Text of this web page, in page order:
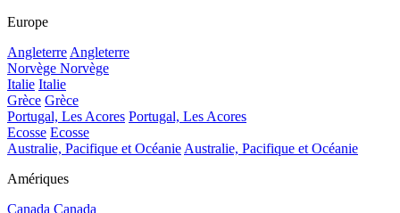
Europe
Angleterre Angleterre
Norvège Norvège
Italie Italie
Grèce Grèce
Portugal, Les Acores Portugal, Les Acores
Ecosse Ecosse
Australie, Pacifique et Océanie Australie, Pacifique et Océanie
Amériques
Canada Canada